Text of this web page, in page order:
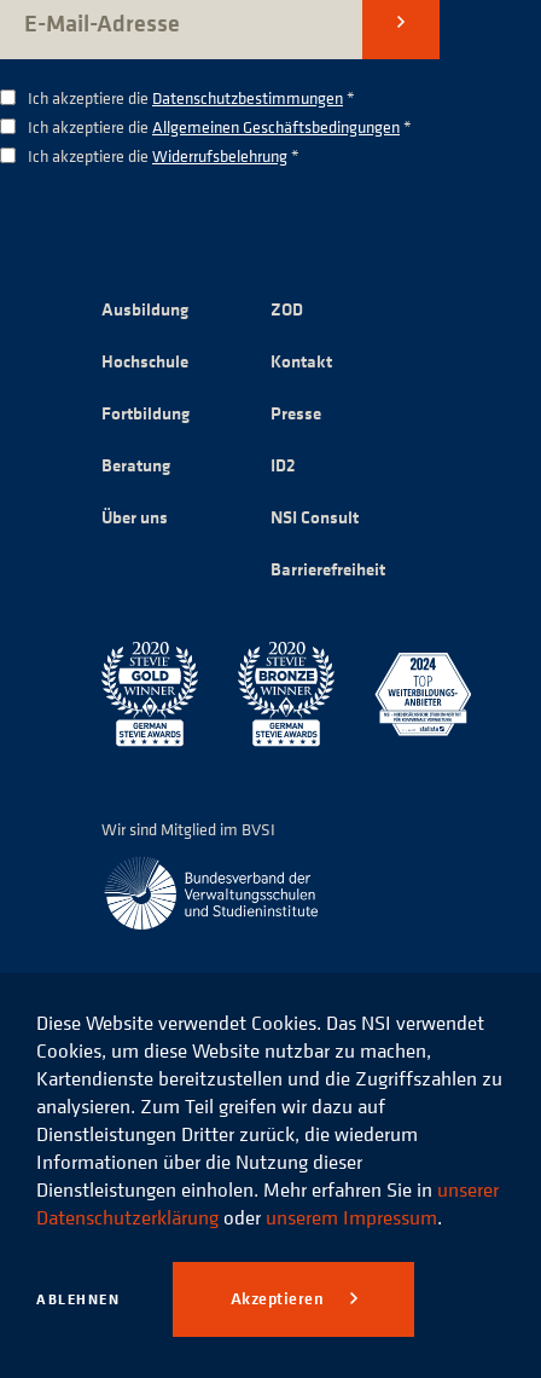
Senden
Ich akzeptiere die Datenschutzbestimmungen*
Ich akzeptiere die Allgemeinen Geschäftsbedingungen*
Ich akzeptiere die Widerrufsbelehrung*
Ausbildung
Hochschule
Fortbildung
Beratung
Über uns
ZOD
Kontakt
Presse
ID2
NSI Consult
Barrierefreiheit
Wir sind Mitglied im BVSI
Das
NSI
Facebook
Das
NSI
auf
LinkedIn
Das
NSI
auf
Instagram
Das
Xing
© 2026 Niedersächsisches
Studieninstitut für kommunale
Verwaltung e.V.
Datenschutz Impressum
Diese Website verwendet Cookies. Das NSI verwendet
Cookies, um diese Website nutzbar zu machen,
Kartendienste bereitzustellen und die Zugriffszahlen zu
analysieren. Zum Teil greifen wir dazu auf
Dienstleistungen Dritter zurück, die wiederum
Informationen über die Nutzung dieser
Dienstleistungen einholen. Mehr erfahren Sie in unserer
Datenschutzerklärung oder unserem Impressum.
ABLEHNEN Akzeptieren